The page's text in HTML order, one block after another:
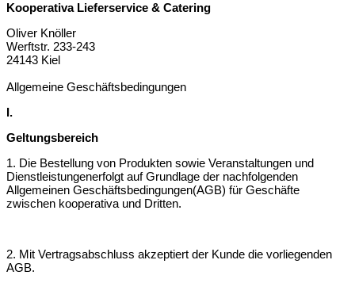
Kooperativa Lieferservice & Catering
Oliver Knöller
Werftstr. 233-243
24143 Kiel
Allgemeine Geschäftsbedingungen
I.
Geltungsbereich
1. Die Bestellung von Produkten sowie Veranstaltungen und
Dienstleistungenerfolgt auf Grundlage der nachfolgenden
Allgemeinen Geschäftsbedingungen(AGB) für Geschäfte
zwischen kooperativa und Dritten.
2. Mit Vertragsabschluss akzeptiert der Kunde die vorliegenden
AGB.